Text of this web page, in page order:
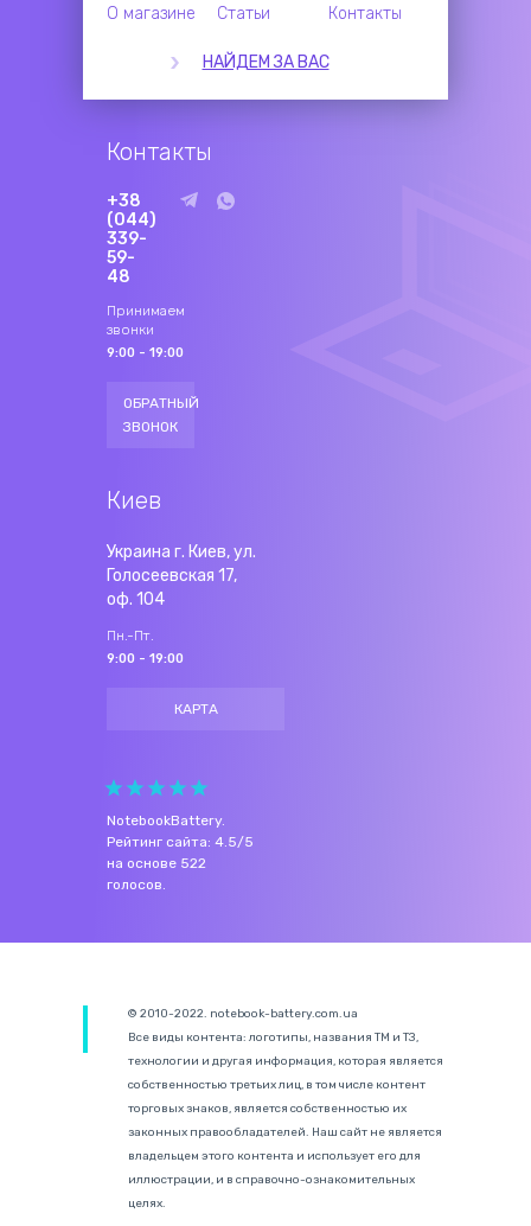
О магазине
Статьи Контакты
НАЙДЕМ ЗА ВАС
Контакты
+38
(044)
339-
59-
48
Принимаем
звонки
9:00 - 19:00
ОБРАТНЫЙ
ЗВОНОК
Киев
Украина г. Киев, ул.
Голосеевская 17,
оф. 104
Пн.-Пт.
9:00 - 19:00
КАРТА
NotebookBattery.
Рейтинг сайта: 4.5/5
на основе 522
голосов.
© 2010-2022. notebook-battery.com.ua
Все виды контента: логотипы, названия ТМ и ТЗ,
технологии и другая информация, которая является
собственностью третьих лиц, в том числе контент
торговых знаков, является собственностью их
законных правообладателей. Наш сайт не является
владельцем этого контента и использует его для
иллюстрации, и в справочно-ознакомительных
целях.